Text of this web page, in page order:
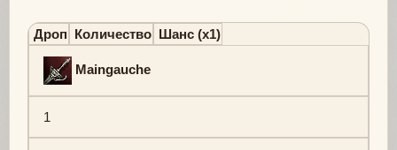
Дроп Количество Шанс (х1)
Maingauche
1